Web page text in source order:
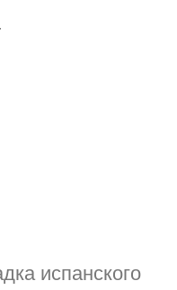
испанского